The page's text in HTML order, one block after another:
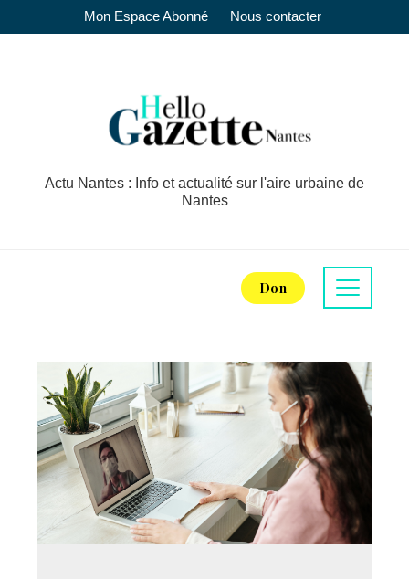
Mon Espace Abonné Nous contacter
Actu Nantes : Info et actualité sur l'aire urbaine de
Nantes
Don